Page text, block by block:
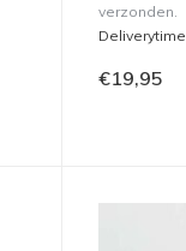
verzonden.
Deliverytime
€19,95